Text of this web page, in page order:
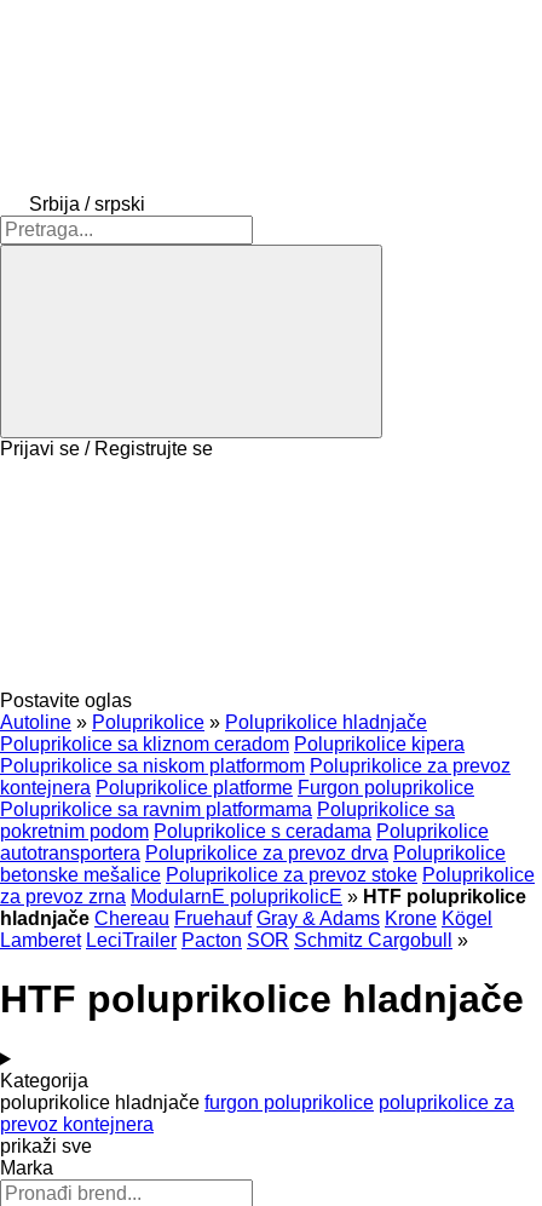
Srbija / srpski
Prijavi se / Registrujte se
Postavite oglas
Autoline » Poluprikolice » Poluprikolice hladnjače
Poluprikolice sa kliznom ceradom Poluprikolice kipera
Poluprikolice sa niskom platformom Poluprikolice za prevoz
kontejnera Poluprikolice platforme Furgon poluprikolice
Poluprikolice sa ravnim platformama Poluprikolice sa
pokretnim podom Poluprikolice s ceradama Poluprikolice
autotransportera Poluprikolice za prevoz drva Poluprikolice
betonske mešalice Poluprikolice za prevoz stoke Poluprikolice
za prevoz zrna ModularnE poluprikolicE » HTF poluprikolice
hladnjače Chereau Fruehauf Gray & Adams Krone Kögel
Lamberet LeciTrailer Pacton SOR Schmitz Cargobull »
HTF poluprikolice hladnjače
Kategorija
poluprikolice hladnjače furgon poluprikolice poluprikolice za
prevoz kontejnera
prikaži sve
Marka